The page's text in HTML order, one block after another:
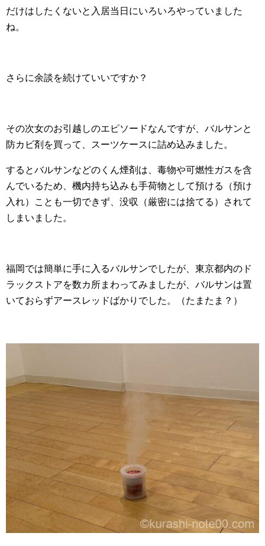
だけはしたくないと入居当日にいろいろやっていました
ね。
さらに余談を続けていいですか？
その次女のお引越しのエピソードなんですが、バルサンと
防カビ剤を買って、スーツケースに詰め込みました。
するとバルサンなどのくん煙剤は、毒物や可燃性ガスを含
んでいるため、機内持ち込みも手荷物として預ける（預け
入れ）ことも一切できず、没収（厳密には捨てる）されて
しまいました。
福岡では簡単に手に入るバルサンでしたが、東京都内のド
ラックストアを数カ所まわってみましたが、バルサンは置
いておらずアースレッドばかりでした。（たまたま？）